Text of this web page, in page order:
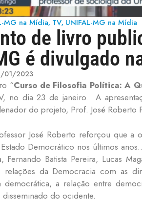
MG na Mídia, TV, UNIFAL-MG na Mídia
de livro
é divulgado
01/2023
“Curso de Filosofia Política: A
no dia 23 de janeiro. A
do projeto, Prof. José Roberto
José Roberto reforçou que a
Democrático nos últimos
Fernando Batista Pereira, Lucas
relações da Democracia com as
democrática, a relação entre
do ocidente.